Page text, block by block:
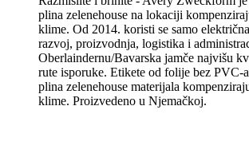
plina zelenehouse na lokaciji
klime. Od 2014. koristi se samo
razvoj, proizvodnja, logistika i
Oberlaindernu/Bavarska jamče najvišu
rute isporuke. Etikete od folije bez PVC-
plina zelenehouse materijala
klime. Proizvedeno u Njemačkoj.